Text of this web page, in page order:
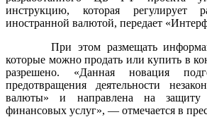
инструкцию, которая регулирует
иностранной валютой, передает
При этом размещать
которые можно продать или купить в
разрешено. «Данная новация
предотвращения деятельности
валюты» и направлена на защиту
финансовых услуг», — отмечается в